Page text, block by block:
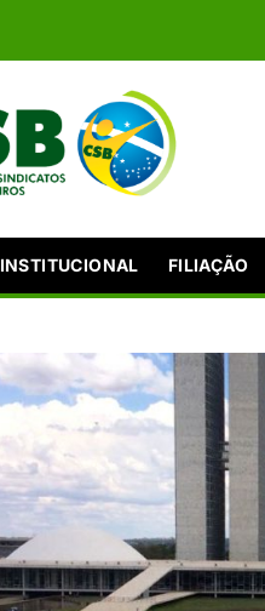
INSTITUCIONAL FILIAÇÃO